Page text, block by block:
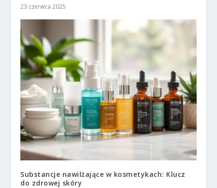
23 czerwca 2025
Substancje nawilżające w kosmetykach: Klucz
do zdrowej skóry